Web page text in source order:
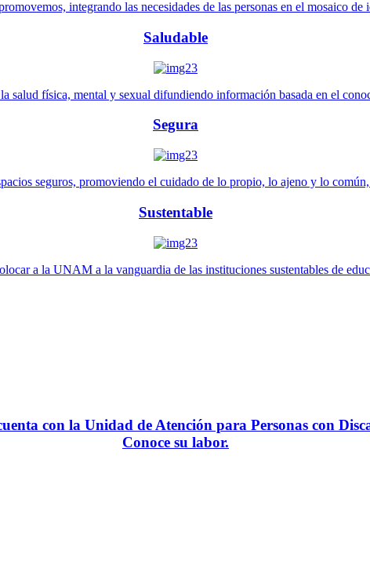
integrando las necesidades de las personas en el mosaico de
Saludable
salud física, mental y sexual difundiendo información basada en el
Segura
seguros, promoviendo el cuidado de lo propio, lo ajeno y lo
Sustentable
a la UNAM a la vanguardia de las instituciones sustentables de
con la Unidad de Atención para Personas con
Conoce su labor.